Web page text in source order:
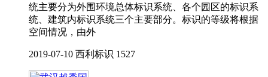
统主要分为外围环境总体标识系统、各个园区的标识系
统、建筑内标识系统三个主要部分。标识的等级将根据
空间情况，由外
2019-07-10 西利标识 1527